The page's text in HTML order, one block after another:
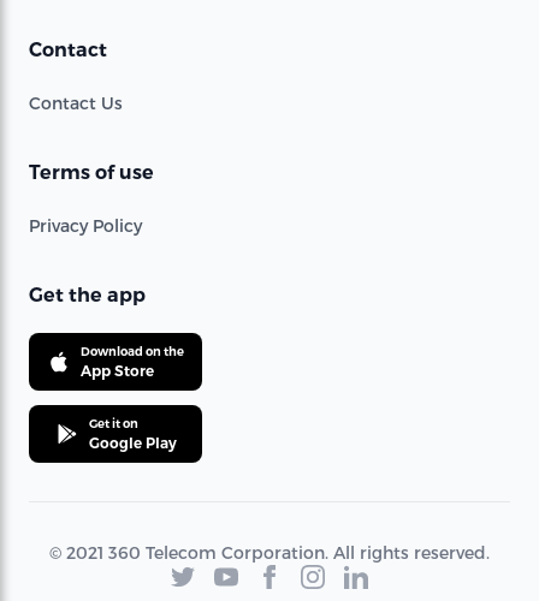
Contact
Contact Us
Terms of use
Privacy Policy
Get the app
Download on the
App Store
Get it on
Google Play
© 2021 360 Telecom Corporation. All rights reserved.